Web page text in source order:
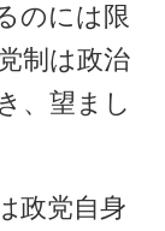
のには限
制は政治
、望まし
政党自身